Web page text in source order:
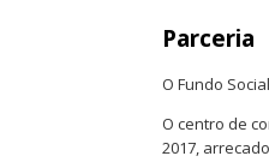
Parceria
O Fundo
O centro de
2017,